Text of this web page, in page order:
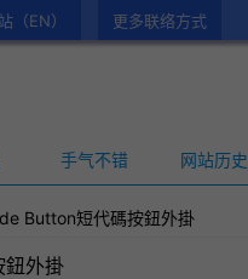
（EN） 更多联络方式
手气不错 网站历史
Button短代碼按鈕外掛
外掛